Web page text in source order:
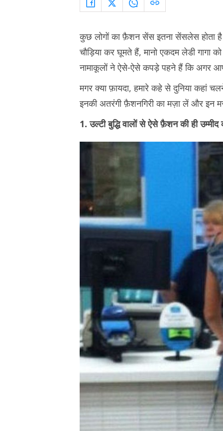
कुछ लोगों का फ़ैशन सेंस इतना सेंसलेस होता
चौड़िया कर घूमते हैं, मानो एकदम लेडी
नामाकूलों ने ऐसे-ऐसे कपड़े पहने हैं कि अगर
मगर क्या फ़ायदा, हमारे कहे से दुनिया कहां
इनकी अतरंगी फ़ैशनगिरी का मज़ा लें और इन
1. उल्टी बुद्धि वालों से ऐसे फ़ैशन की ही